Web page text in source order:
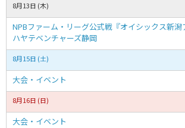
8月13日 (木)
NPBファーム・リーグ公式戦『オイシックス新潟
ハヤテベンチャーズ静岡
8月15日 (土)
大会・イベント
8月16日 (日)
大会・イベント